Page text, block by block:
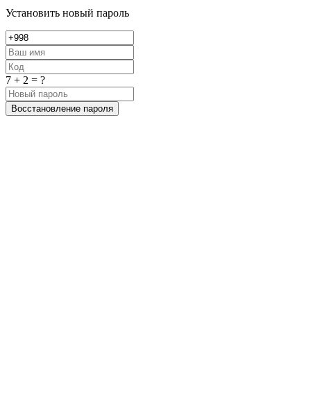
Установить новый пароль
7 + 2 = ?
Восстановление пароля